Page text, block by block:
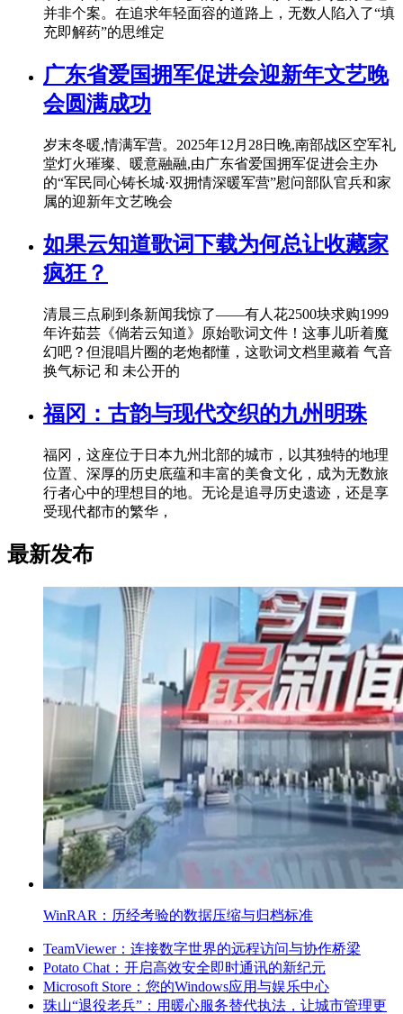
并非个案。在追求年轻面容的道路上，无数人陷入了“填
充即解药”的思维定
广东省爱国拥军促进会迎新年文艺晚
会圆满成功
岁末冬暖,情满军营。2025年12月28日晚,南部战区空军礼
堂灯火璀璨、暖意融融,由广东省爱国拥军促进会主办
的“军民同心铸长城·双拥情深暖军营”慰问部队官兵和家
属的迎新年文艺晚会
如果云知道歌词下载为何总让收藏家
疯狂？
清晨三点刷到条新闻我惊了——有人花2500块求购1999
年许茹芸《倘若云知道》原始歌词文件！这事儿听着魔
幻吧？但混唱片圈的老炮都懂，这歌词文档里藏着 气音
换气标记 和 未公开的
福冈：古韵与现代交织的九州明珠
福冈，这座位于日本九州北部的城市，以其独特的地理
位置、深厚的历史底蕴和丰富的美食文化，成为无数旅
行者心中的理想目的地。无论是追寻历史遗迹，还是享
受现代都市的繁华，
最新发布
WinRAR：历经考验的数据压缩与归档标准
TeamViewer：连接数字世界的远程访问与协作桥梁
Potato Chat：开启高效安全即时通讯的新纪元
Microsoft Store：您的Windows应用与娱乐中心
珠山“退役老兵”：用暖心服务替代执法，让城市管理更